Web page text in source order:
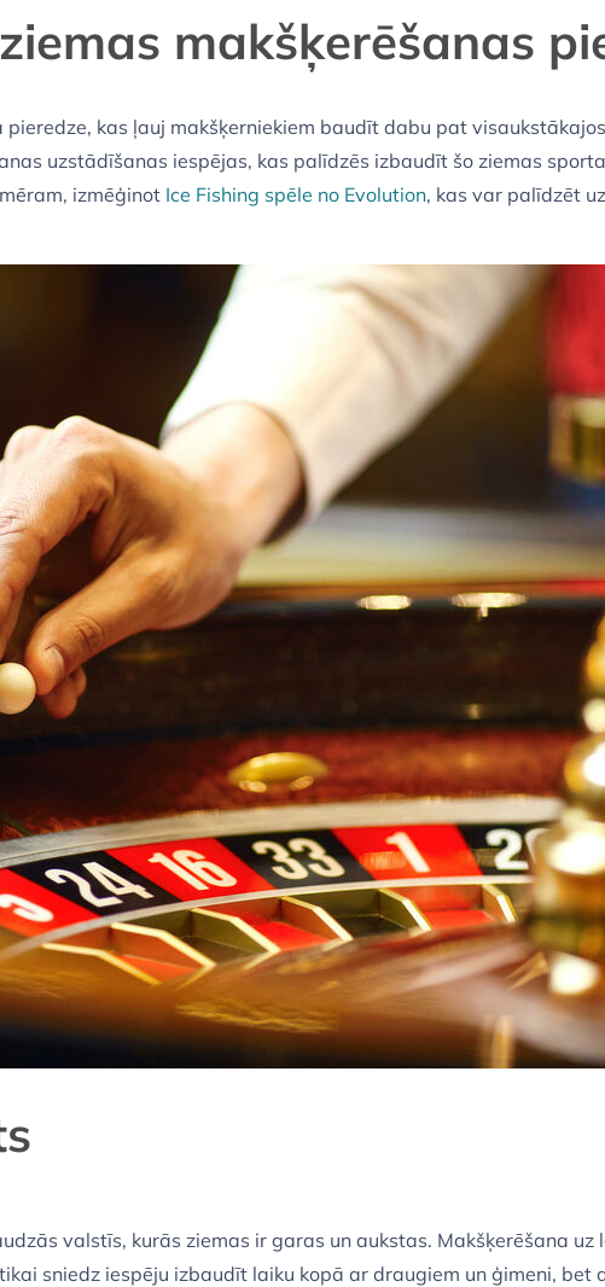
makšķerēšanas
kas ļauj makšķerniekiem baudīt dabu pat
uzstādīšanas iespējas, kas palīdzēs izbaudīt šo ziemas
izmēģinot Ice Fishing spēle no Evolution, kas var palīdzēt
valstīs, kurās ziemas ir garas un aukstas. Makšķerēšana
sniedz iespēju izbaudīt laiku kopā ar draugiem un ģimeni, bet